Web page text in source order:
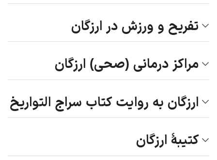
تفریح و ورزش در ارزگان
مراکز درمانی (صحی) ارزگان
ارزگان به روایت کتاب سراج التواریخ
کتیبهٔ ارزگان